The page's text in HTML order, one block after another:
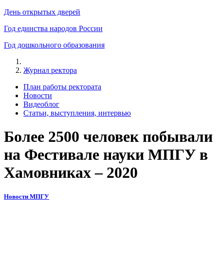
День открытых дверей
Год единства народов России
Год дошкольного образования
Журнал ректора
План работы ректората
Новости
Видеоблог
Статьи, выступления, интервью
Более 2500 человек побывали
на Фестивале науки МПГУ в
Хамовниках – 2020
Новости МПГУ